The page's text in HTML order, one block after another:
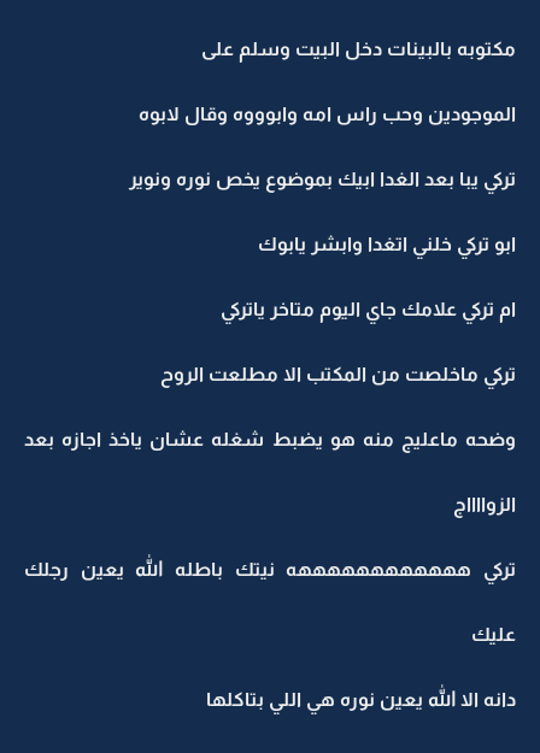
مكتوبه بالبينات دخل البيت وسلم على
الموجودين وحب راس امه وابوووه وقال لابوه
تركي يبا بعد الغدا ابيك بموضوع يخص نوره ونوير
ابو تركي خلني اتغدا وابشر يابوك
ام تركي علامك جاي اليوم متاخر ياتركي
تركي ماخلصت من المكتب الا مطلعت الروح
وضحه ماعليج منه هو يضبط شغله عشان ياخذ اجازه بعد
الزوااااج
تركي ههههههههههههه نيتك باطله الله يعين رجلك
عليك
دانه الا الله يعين نوره هي اللي بتاكلها